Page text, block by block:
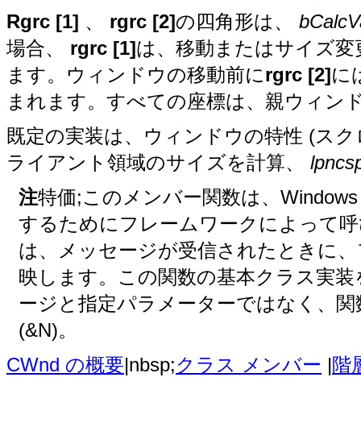
Rgrc [1] 、 rgrc [2]の四角形は、
場合、 rgrc [1]は、移動またはサイズ
ます。ウィンドウの移動前にrgrc [2]に
まれます。すべての座標は、親ウィン
既定の実装は、ウィンドウの特性 (ス
ライアント領域のサイズを計算、
注特価;このメンバー関数は、
するためにフレームワークによって
は、メッセージが受信されたときに
映します。この関数の基本クラス実
ージと指定パラメーターではなく、
(&N)。
CWnd の概要|nbsp;クラス メンバー |階